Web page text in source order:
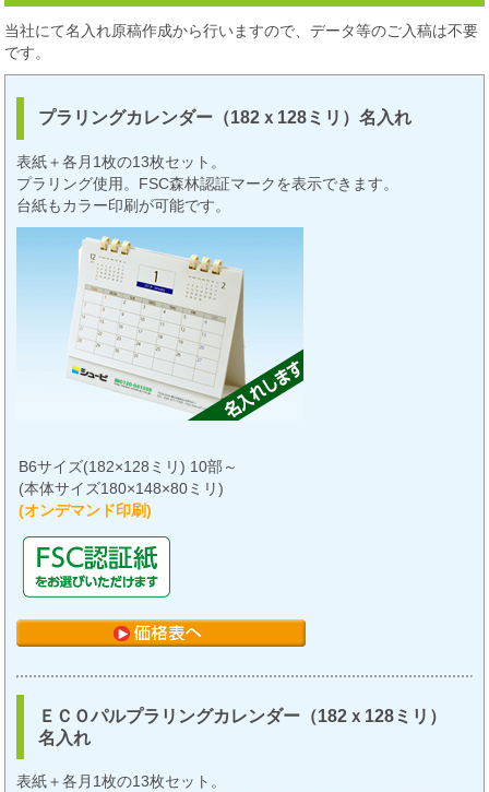
当社にて名入れ原稿作成から行いますので、データ等のご入稿は不要
です。
プラリングカレンダー（182ｘ128ミリ）名入れ
表紙＋各月1枚の13枚セット。
プラリング使用。FSC森林認証マークを表示できます。
台紙もカラー印刷が可能です。
B6サイズ(182×128ミリ) 10部～
(本体サイズ180×148×80ミリ)
(オンデマンド印刷)
ＥＣＯパルプラリングカレンダー（182ｘ128ミリ）
名入れ
表紙＋各月1枚の13枚セット。